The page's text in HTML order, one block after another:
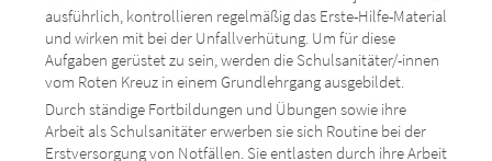
ausführlich, kontrollieren regelmäßig das Erste-Hilfe-Material
und wirken mit bei der Unfallverhütung. Um für diese
Aufgaben gerüstet zu sein, werden die Schulsanitäter/-innen
vom Roten Kreuz in einem Grundlehrgang ausgebildet.
Durch ständige Fortbildungen und Übungen sowie ihre
Arbeit als Schulsanitäter erwerben sie sich Routine bei der
Erstversorgung von Notfällen. Sie entlasten durch ihre Arbeit